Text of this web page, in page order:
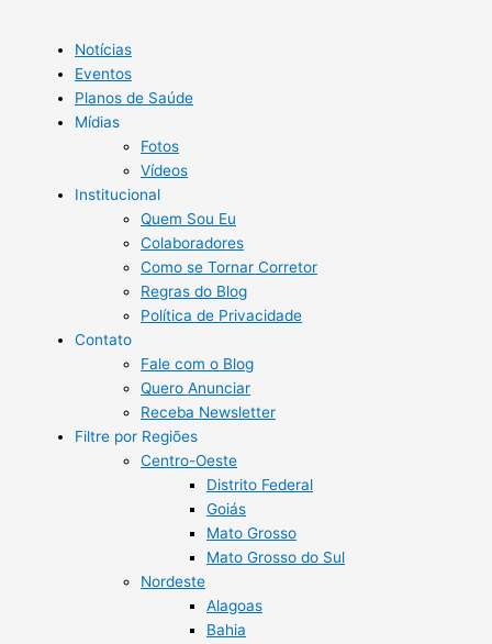
Notícias
Eventos
Planos de Saúde
Mídias
Fotos
Vídeos
Institucional
Quem Sou Eu
Colaboradores
Como se Tornar Corretor
Regras do Blog
Política de Privacidade
Contato
Fale com o Blog
Quero Anunciar
Receba Newsletter
Filtre por Regiões
Centro-Oeste
Distrito Federal
Goiás
Mato Grosso
Mato Grosso do Sul
Nordeste
Alagoas
Bahia